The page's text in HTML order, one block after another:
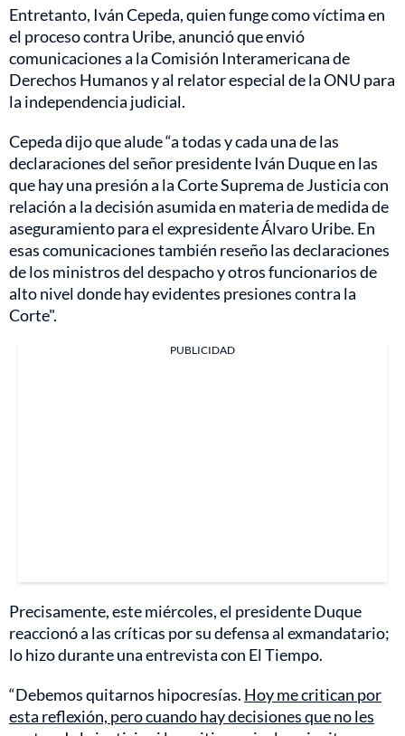
Entretanto, Iván Cepeda, quien funge como víctima en
el proceso contra Uribe, anunció que envió
comunicaciones a la Comisión Interamericana de
Derechos Humanos y al relator especial de la ONU para
la independencia judicial.
Cepeda dijo que alude “a todas y cada una de las
declaraciones del señor presidente Iván Duque en las
que hay una presión a la Corte Suprema de Justicia con
relación a la decisión asumida en materia de medida de
aseguramiento para el expresidente Álvaro Uribe. En
esas comunicaciones también reseño las declaraciones
de los ministros del despacho y otros funcionarios de
alto nivel donde hay evidentes presiones contra la
Corte".
PUBLICIDAD
Precisamente, este miércoles, el presidente Duque
reaccionó a las críticas por su defensa al exmandatario;
lo hizo durante una entrevista con El Tiempo.
“Debemos quitarnos hipocresías. Hoy me critican por
esta reflexión, pero cuando hay decisiones que no les